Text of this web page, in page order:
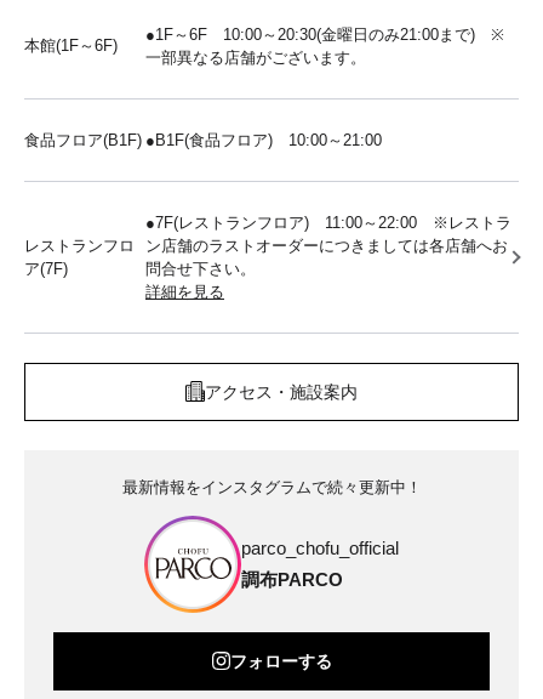
本館(1F～6F)
●1F～6F 10:00～20:30(金曜日のみ21:00まで) ※
一部異なる店舗がございます。
食品フロア(B1F) ●B1F(食品フロア) 10:00～21:00
レストランフロ
ア(7F)
●7F(レストランフロア) 11:00～22:00 ※レストラ
ン店舗のラストオーダーにつきましては各店舗へお
問合せ下さい。
詳細を見る
アクセス・施設案内
最新情報をインスタグラムで続々更新中！
parco_chofu_official
調布PARCO
フォローする